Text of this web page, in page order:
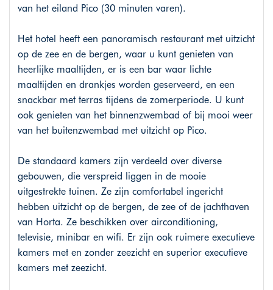
van het eiland Pico (30 minuten varen).
Het hotel heeft een panoramisch restaurant met uitzicht
op de zee en de bergen, waar u kunt genieten van
heerlijke maaltijden, er is een bar waar lichte
maaltijden en drankjes worden geserveerd, en een
snackbar met terras tijdens de zomerperiode. U kunt
ook genieten van het binnenzwembad of bij mooi weer
van het buitenzwembad met uitzicht op Pico.
De standaard kamers zijn verdeeld over diverse
gebouwen, die verspreid liggen in de mooie
uitgestrekte tuinen. Ze zijn comfortabel ingericht
hebben uitzicht op de bergen, de zee of de jachthaven
van Horta. Ze beschikken over airconditioning,
televisie, minibar en wifi. Er zijn ook ruimere executieve
kamers met en zonder zeezicht en superior executieve
kamers met zeezicht.